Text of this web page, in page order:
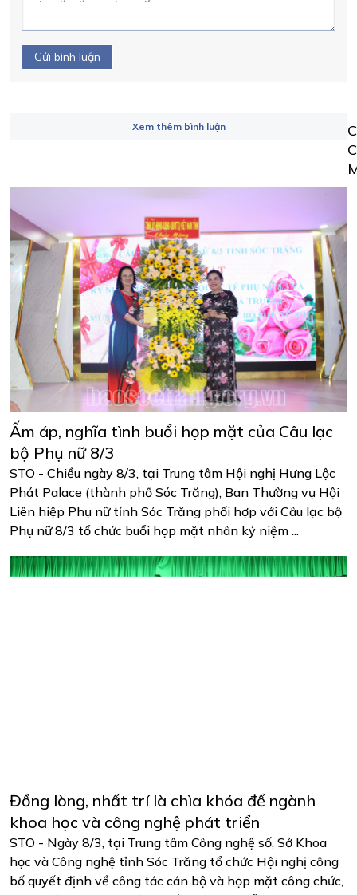
Gửi bình luận
Xem thêm bình luận
Ấm áp, nghĩa tình buổi họp mặt của Câu lạc
bộ Phụ nữ 8/3
STO - Chiều ngày 8/3, tại Trung tâm Hội nghị Hưng Lộc
Phát Palace (thành phố Sóc Trăng), Ban Thường vụ Hội
Liên hiệp Phụ nữ tỉnh Sóc Trăng phối hợp với Câu lạc bộ
Phụ nữ 8/3 tổ chức buổi họp mặt nhân kỷ niệm ...
Đồng lòng, nhất trí là chìa khóa để ngành
khoa học và công nghệ phát triển
STO - Ngày 8/3, tại Trung tâm Công nghệ số, Sở Khoa
học và Công nghệ tỉnh Sóc Trăng tổ chức Hội nghị công
bố quyết định về công tác cán bộ và họp mặt công chức,